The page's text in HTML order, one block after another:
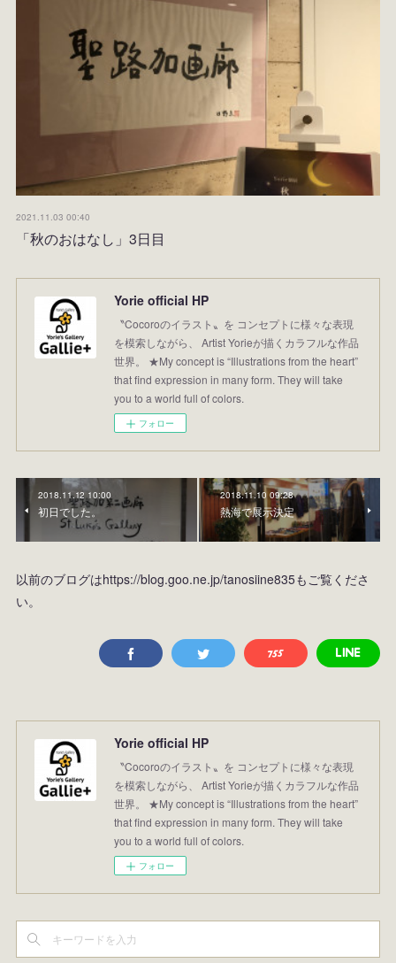
2021.11.03 00:40
「秋のおはなし」3日目
Yorie official HP
〝Cocoroのイラスト〟を コンセプトに様々な表現
を模索しながら、 Artist Yorieが描くカラフルな作品
世界。 ★My concept is “Illustrations from the heart”
that find expression in many form. They will take
you to a world full of colors.
フォロー
2018.11.12 10:00
初日でした。
2018.11.10 09:28
熱海で展示決定
以前のブログはhttps://blog.goo.ne.jp/tanosiine835もご覧くださ
い。
Yorie official HP
〝Cocoroのイラスト〟を コンセプトに様々な表現
を模索しながら、 Artist Yorieが描くカラフルな作品
世界。 ★My concept is “Illustrations from the heart”
that find expression in many form. They will take
you to a world full of colors.
フォロー